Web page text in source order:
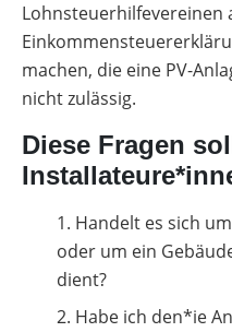
Lohnsteuerhilfevereinen
machen, die eine PV-
nicht zulässig.
Diese Fragen
Handelt es sich
oder um ein
dient?
Habe ich den*ie